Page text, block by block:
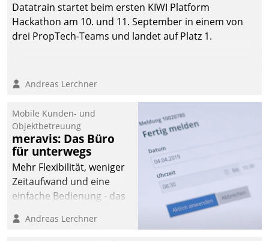
Datatrain startet beim ersten KIWI Platform
Hackathon am 10. und 11. September in einem von
drei PropTech-Teams und landet auf Platz 1.
Andreas Lerchner
Mobile Kunden- und
Objektbetreuung
meravis: Das Büro
für unterwegs
Mehr Flexibilität, weniger
Zeitaufwand und eine
einfache Bedienung - das
Cockpit für mobile
Andreas Lerchner